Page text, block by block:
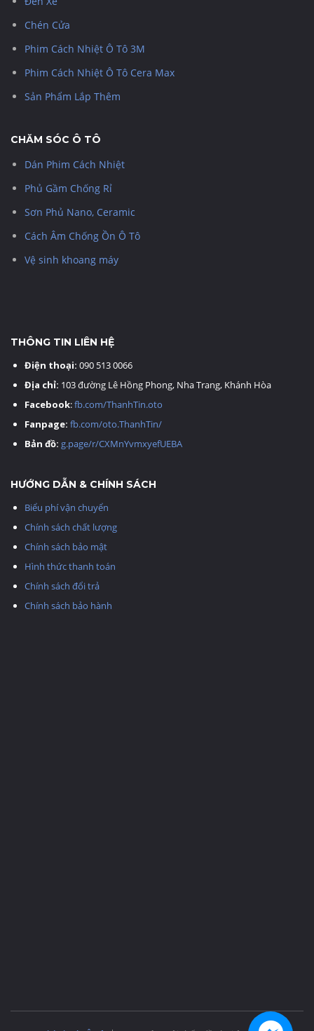
Chén Cửa
Phim Cách Nhiệt Ô Tô 3M
Phim Cách Nhiệt Ô Tô Cera Max
Sản Phẩm Lắp Thêm
CHĂM SÓC Ô TÔ
Dán Phim Cách Nhiệt
Phủ Gầm Chống Rỉ
Sơn Phủ Nano, Ceramic
Cách Âm Chống Ồn Ô Tô
Vệ sinh khoang máy
THÔNG TIN LIÊN HỆ
Điện thoại: 090 513 0066
Địa chỉ: 103 đường Lê Hồng Phong, Nha Trang, Khánh Hòa
Facebook:fb.com/ThanhTin.oto
Fanpage: fb.com/oto.ThanhTin/
Bản đồ: g.page/r/CXMnYvmxyefUEBA
HƯỚNG DẪN & CHÍNH SÁCH
Biểu phí vận chuyển
Chính sách chất lượng
Chính sách bảo mật
Hình thức thanh toán
Chính sách đổi trả
Chính sách bảo hành